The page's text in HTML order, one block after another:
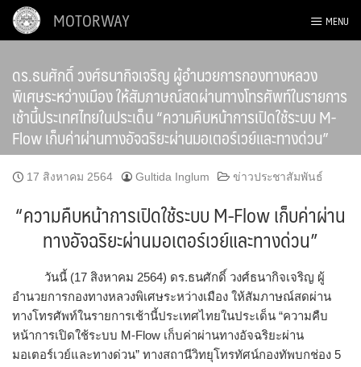
Skip
MOTORWAY MENU
ดร.ธนศักดิ์ วงศ์ธนากิจเจริญ ผู้อำนวยการกองทางหลวง
พิเศษระหว่างเมือง ให้สัมภาษณ์สดผ่านทางโทรศัพท์ในรายการ
เช้านี้ประเทศไทยในประเด็น “ความคืบหน้าการเปิดใช้ระบบ M-
Flow เก็บค่าผ่านทางอัจฉริยะผ่านมอเตอร์เวย์และทางด่วน”
17 สิงหาคม 2564 Gultida Inglum ข่าวประชาสัมพันธ์
“ความคืบหน้าการเปิดใช้ระบบ M-Flow เก็บค่าผ่าน
ทางอัจฉริยะผ่านมอเตอร์เวย์และทางด่วน”
วันนี้ (17 สิงหาคม 2564) ดร.ธนศักดิ์ วงศ์ธนากิจเจริญ ผู้
อำนวยการกองทางหลวงพิเศษระหว่างเมือง ให้สัมภาษณ์สดผ่าน
ทางโทรศัพท์ในรายการเช้านี้ประเทศไทยในประเด็น “ความคืบ
หน้าการเปิดใช้ระบบ M-Flow เก็บค่าผ่านทางอัจฉริยะผ่าน
มอเตอร์เวย์และทางด่วน” ทางสถานีวิทยุโทรทัศน์กองทัพบกช่อง 5